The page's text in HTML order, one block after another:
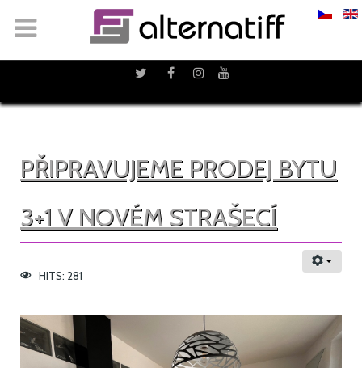
PŘIPRAVUJEME PRODEJ BYTU
3+1 V NOVÉM STRAŠECÍ
HITS: 281